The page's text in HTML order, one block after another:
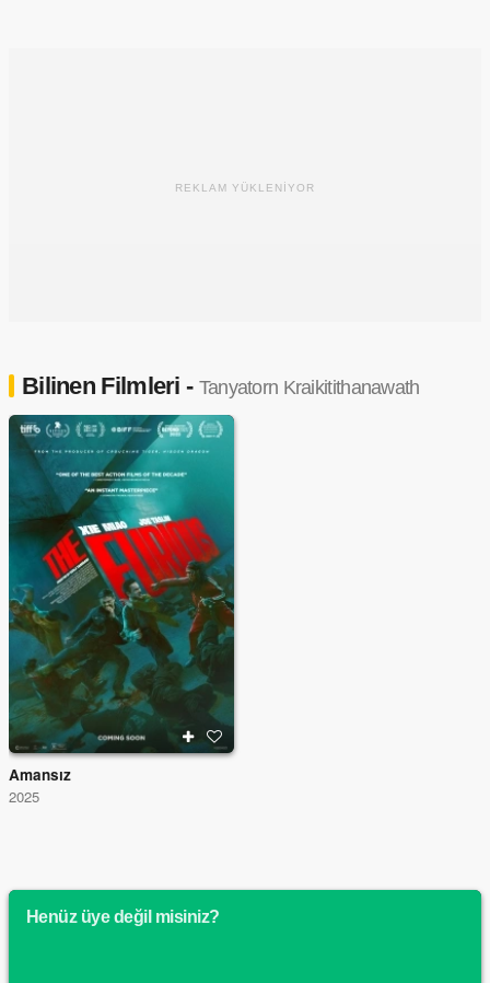
REKLAM YÜKLENİYOR
Bilinen Filmleri - Tanyatorn Kraikitithanawath
Amansız
2025
Henüz üye değil misiniz?